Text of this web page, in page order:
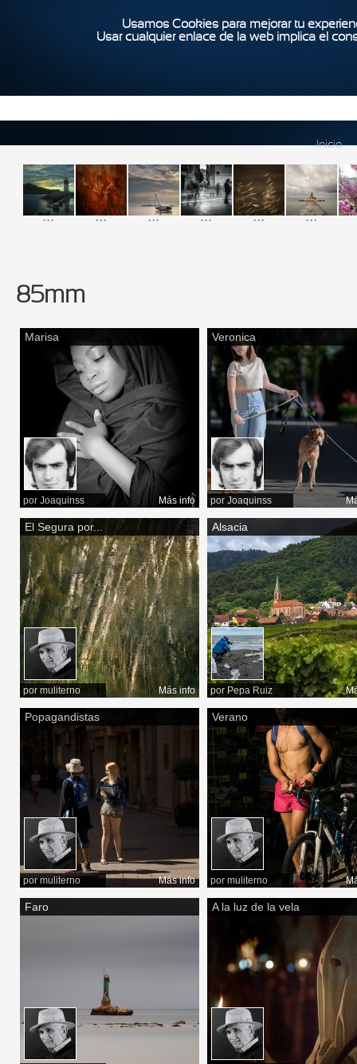
Usamos Cookies para mejorar tu
Usar cualquier enlace de la web implica el
Inicio
... ... ... ... ... ...
85mm
Marisa
por Joaquinss Más info
Veronica
por Joaquinss
El Segura por...
por muliterno Más info
Alsacia
por Pepa Ruiz
Popagandistas
pormuliterno Más info
Verano
por muliterno
Faro A la luz de la vela
Páginas